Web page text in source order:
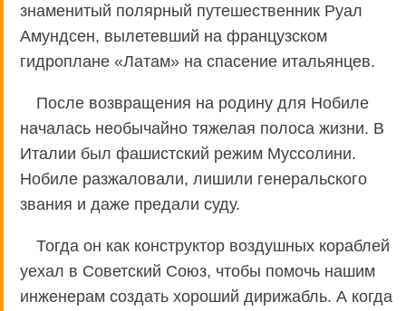
знаменитый полярный путешественник Руал
Амундсен, вылетевший на французском
гидроплане «Латам» на спасение итальянцев.
После возвращения на родину для Нобиле
началась необычайно тяжелая полоса жизни. В
Италии был фашистский режим Муссолини.
Нобиле разжаловали, лишили генеральского
звания и даже предали суду.
Тогда он как конструктор воздушных кораблей
уехал в Советский Союз, чтобы помочь нашим
инженерам создать хороший дирижабль. А когда